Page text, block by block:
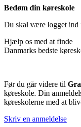
Bedøm din køreskole
Du skal være logget ind
Hjælp os med at finde
Danmarks bedste
Før du går videre til
køreskole. Din
køreskolerne med at
Skriv en anmeldelse